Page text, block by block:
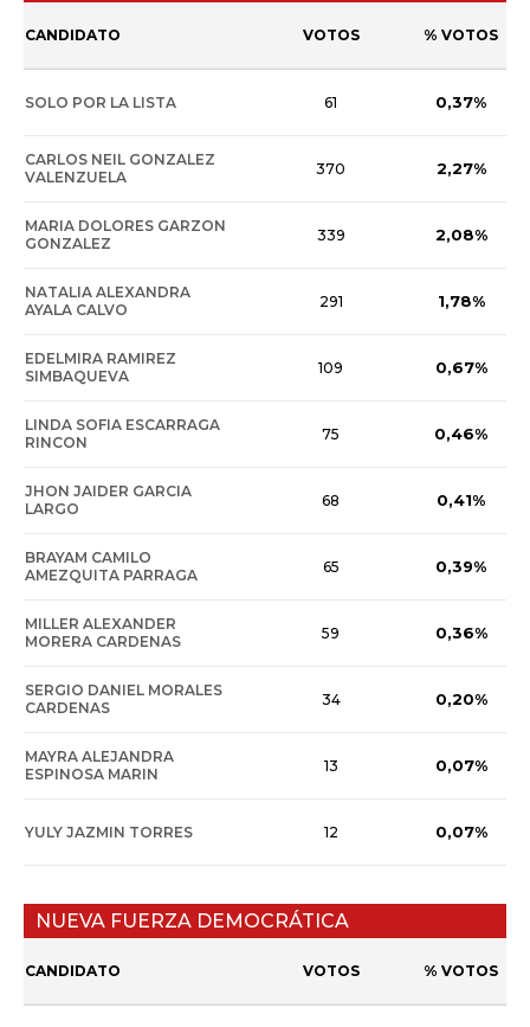
CANDIDATO VOTOS % VOTOS
SOLO POR LA LISTA 61 0,37%
CARLOS NEIL GONZALEZ
VALENZUELA
370 2,27%
MARIA DOLORES GARZON
GONZALEZ
339 2,08%
NATALIA ALEXANDRA
AYALA CALVO
291 1,78%
EDELMIRA RAMIREZ
SIMBAQUEVA
109 0,67%
LINDA SOFIA ESCARRAGA
RINCON
75 0,46%
JHON JAIDER GARCIA
LARGO
68 0,41%
BRAYAM CAMILO
AMEZQUITA PARRAGA
65 0,39%
MILLER ALEXANDER
MORERA CARDENAS
59 0,36%
SERGIO DANIEL MORALES
CARDENAS
34 0,20%
MAYRA ALEJANDRA
ESPINOSA MARIN
13 0,07%
YULY JAZMIN TORRES 12 0,07%
NUEVA FUERZA DEMOCRÁTICA
CANDIDATO VOTOS % VOTOS